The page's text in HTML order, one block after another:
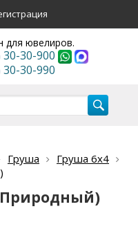
для ювелиров.
30-30-900
30-30-990
Груша
Груша 6х4